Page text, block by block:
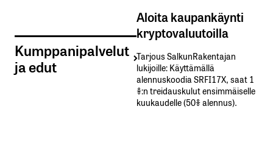
Kumppanipalvelut
ja edut
Aloita kaupankäynti
kryptovaluutoilla
Tarjous SalkunRakentajan
lukijoille: Käyttämällä​ ​
alennuskoodia​ ​SRFI17X,​ ​saat​ ​1
%:n treidauskulut​ ​ensimmäiselle​ ​
kuukaudelle​ ​(50%​ ​alennus).